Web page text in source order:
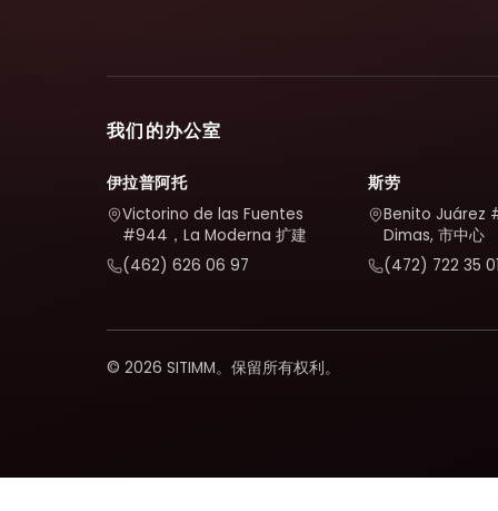
我们的办公室
伊拉普阿托
Victorino de las Fuentes
#944，La Moderna 扩建
(462) 626 06 97
斯劳
Benito Juárez
Dimas, 市中心
(472) 722 35 01
© 2026 SITIMM。保留所有权利。